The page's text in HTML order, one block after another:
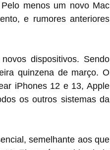
menos um novo Mac
e rumores anteriores
dispositivos. Sendo
quinzena de março. O
iPhones 12 e 13, Apple
os outros sistemas da
semelhante aos que